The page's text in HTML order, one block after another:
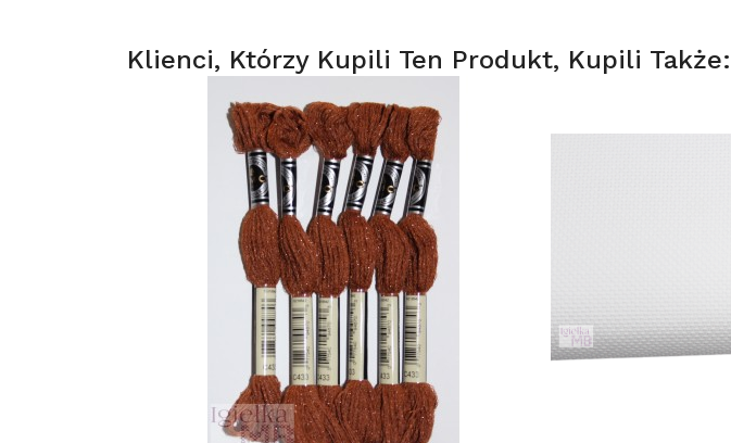
Klienci, Którzy Kupili Ten Produkt, Kupili Także: